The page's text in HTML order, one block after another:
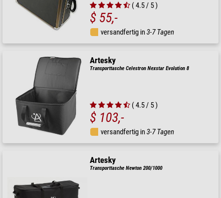
( 4.5 / 5 )
$ 55,-
versandfertig in3-7 Tagen
Artesky
Transporttasche Celestron Nexstar Evolution 8
( 4.5 / 5 )
$ 103,-
versandfertig in3-7 Tagen
Artesky
Transporttasche Newton 200/1000